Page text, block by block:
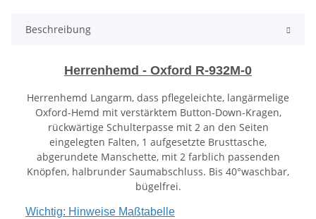
Beschreibung
Herrenhemd - Oxford R-932M-0
Herrenhemd Langarm, dass pflegeleichte, langärmelige
Oxford-Hemd mit verstärktem Button-Down-Kragen,
rückwärtige Schulterpasse mit 2 an den Seiten
eingelegten Falten, 1 aufgesetzte Brusttasche,
abgerundete Manschette, mit 2 farblich passenden
Knöpfen, halbrunder Saumabschluss. Bis 40°waschbar,
bügelfrei.
Wichtig: Hinweise Maßtabelle